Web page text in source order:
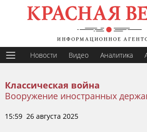
Новости Видео Аналитика
Классическая война
Вооружение иностранных
15:59 26 августа 2025